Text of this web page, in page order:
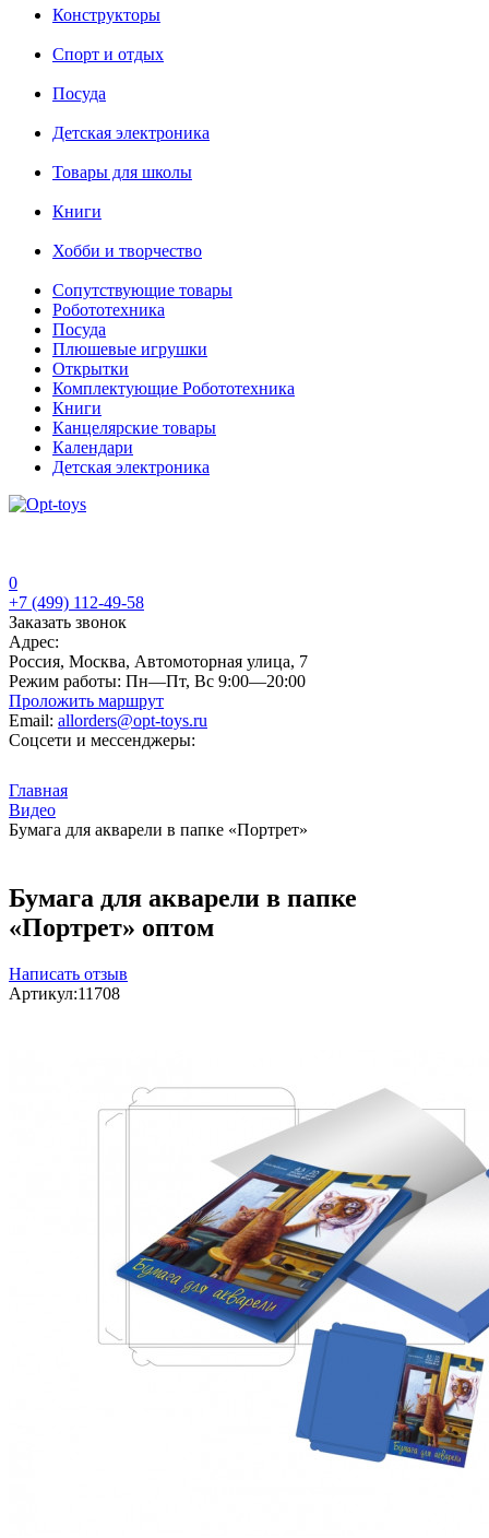
Конструкторы
Спорт и отдых
Посуда
Детская электроника
Товары для школы
Книги
Хобби и творчество
Сопутствующие товары
Робототехника
Посуда
Плюшевые игрушки
Открытки
Комплектующие Робототехника
Книги
Канцелярские товары
Календари
Детская электроника
0
+7 (499) 112-49-58
Заказать звонок
Адрес:
Россия, Москва, Автомоторная улица, 7
Режим работы: Пн—Пт, Вс 9:00—20:00
Проложить маршрут
Email: allorders@opt-toys.ru
Соцсети и мессенджеры:
Главная
Видео
Бумага для акварели в папке «Портрет»
Бумага для акварели в папке
«Портрет» оптом
Написать отзыв
Артикул:11708